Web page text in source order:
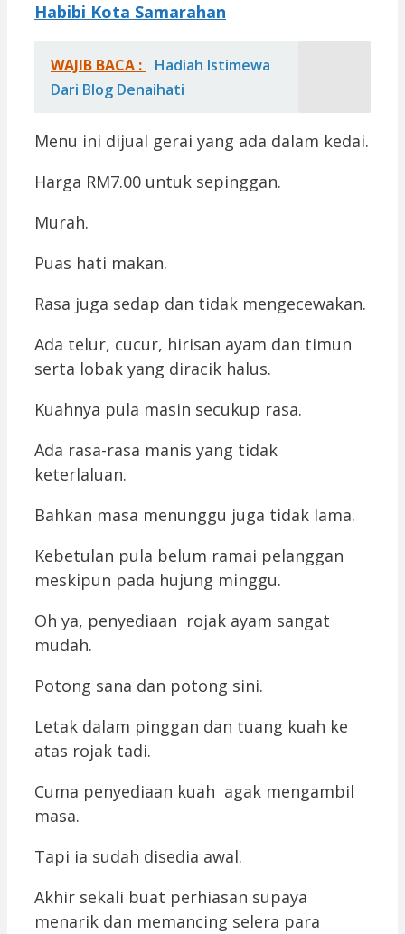
Habibi Kota Samarahan
WAJIB BACA :
Hadiah Istimewa
Dari Blog Denaihati
Menu ini dijual gerai yang ada dalam kedai.
Harga RM7.00 untuk sepinggan.
Murah.
Puas hati makan.
Rasa juga sedap dan tidak mengecewakan.
Ada telur, cucur, hirisan ayam dan timun
serta lobak yang diracik halus.
Kuahnya pula masin secukup rasa.
Ada rasa-rasa manis yang tidak
keterlaluan.
Bahkan masa menunggu juga tidak lama.
Kebetulan pula belum ramai pelanggan
meskipun pada hujung minggu.
Oh ya, penyediaan rojak ayam sangat
mudah.
Potong sana dan potong sini.
Letak dalam pinggan dan tuang kuah ke
atas rojak tadi.
Cuma penyediaan kuah agak mengambil
masa.
Tapi ia sudah disedia awal.
Akhir sekali buat perhiasan supaya
menarik dan memancing selera para